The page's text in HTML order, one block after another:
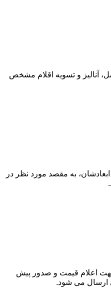
آنالیز و تسویه اقلام مشخص
به مقصد مورد نظر در
اعلام قیمت و صدور پیش
ارسال می شود.